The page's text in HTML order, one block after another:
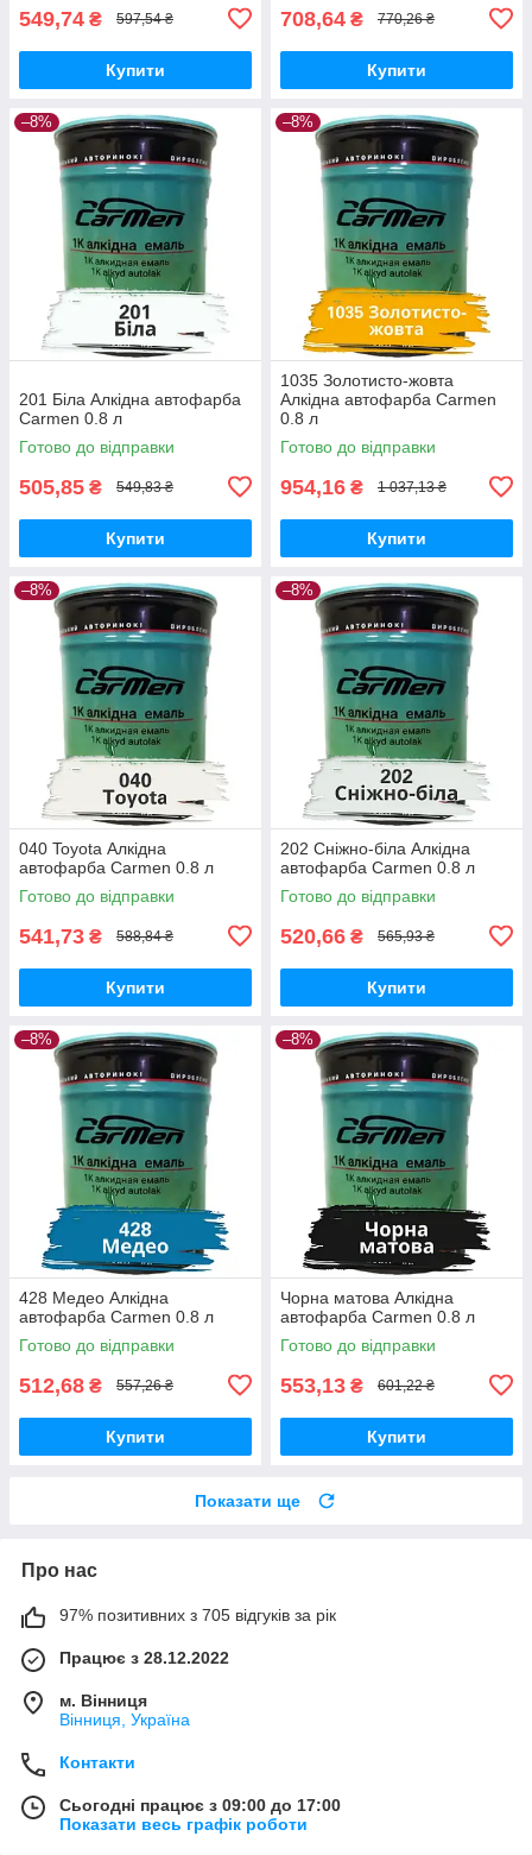
549,74 ₴ 597,54 ₴
Купити
708,64 ₴ 770,26 ₴
Купити
–8%
201 Біла Алкідна автофарба
Carmen 0.8 л
Готово до відправки
505,85 ₴ 549,83 ₴
Купити
–8%
1035 Золотисто-жовта
Алкідна автофарба Carmen
0.8 л
Готово до відправки
954,16 ₴ 1 037,13 ₴
Купити
–8%
040 Toyota Алкідна
автофарба Carmen 0.8 л
Готово до відправки
541,73 ₴ 588,84 ₴
Купити
–8%
202 Сніжно-біла Алкідна
автофарба Carmen 0.8 л
Готово до відправки
520,66 ₴ 565,93 ₴
Купити
–8%
428 Медео Алкідна
автофарба Carmen 0.8 л
Готово до відправки
512,68 ₴ 557,26 ₴
Купити
–8%
Чорна матова Алкідна
автофарба Carmen 0.8 л
Готово до відправки
553,13 ₴ 601,22 ₴
Купити
Показати ще
Про нас
97% позитивних з 705 відгуків за рік
Працює з 28.12.2022
м. Вінниця
Вінниця, Україна
Контакти
Сьогодні працює з 09:00 до 17:00
Показати весь графік роботи